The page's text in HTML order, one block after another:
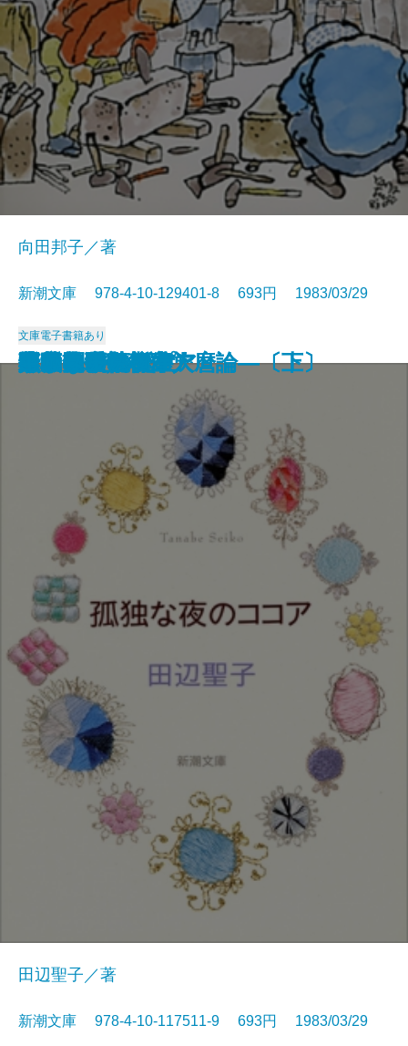
ポーツマスの旗
比叡
夏の闇
思い出トランプ
葉隠入門
最長片道切符の旅
橋ものがたり
花匂う
悪女について
寺内貫太郎一家
向田邦子／著
新潮文庫 978-4-10-129401-8 693円 1983/03/29
文庫電子書籍あり
孤独な夜のココア
田辺聖子／著
新潮文庫 978-4-10-117511-9 693円 1983/03/29
ろまん燈籠
水底の歌―柿本人麿論―〔上〕
水底の歌―柿本人麿論―〔下〕
月の松山
黒革の手帖〔上〕
黒革の手帖〔下〕
黙示録殺人事件
白い夏の墓標
キリストの誕生